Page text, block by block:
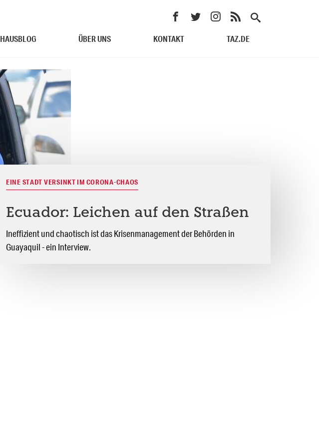
HAUSBLOG ÜBER UNS KONTAKT TAZ.DE
EINE STADT VERSINKT IM CORONA-CHAOS
Ecuador: Leichen auf den Straßen
Ineffizient und chaotisch ist das Krisenmanagement der Behörden in
Guayaquil - ein Interview.